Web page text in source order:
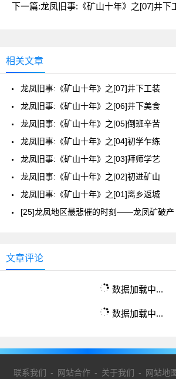
下一篇:龙凤旧事:《矿山十年》之[07]井下
相关文章
龙凤旧事:《矿山十年》之[07]井下工装
龙凤旧事:《矿山十年》之[06]井下美食
龙凤旧事:《矿山十年》之[05]倒班辛苦
龙凤旧事:《矿山十年》之[04]初学乍练
龙凤旧事:《矿山十年》之[03]拜师学艺
龙凤旧事:《矿山十年》之[02]初进矿山
龙凤旧事:《矿山十年》之[01]离乡返城
[25]龙凤地区最悲催的时刻——龙凤矿破产
文章评论
数据加载中...
数据加载中...
联系我们 - 网站合作- 关于我们 - 网站地